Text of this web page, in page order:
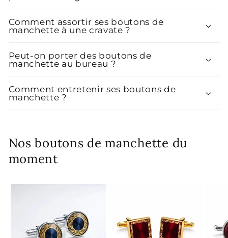
Comment assortir ses boutons de
manchette à une cravate ?
Peut-on porter des boutons de
manchette au bureau ?
Comment entretenir ses boutons de
manchette ?
Nos boutons de manchette du
moment